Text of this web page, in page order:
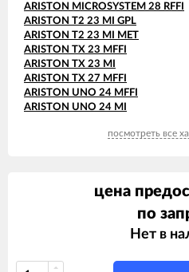
ARISTON MICROSYSTEM 28 RFFI
ARISTON T2 23 MI GPL
ARISTON T2 23 MI MET
ARISTON TX 23 MFFI
ARISTON TX 23 MI
ARISTON TX 27 MFFI
ARISTON UNO 24 MFFI
ARISTON UNO 24 MI
посмотреть все
цена
по
Нет в